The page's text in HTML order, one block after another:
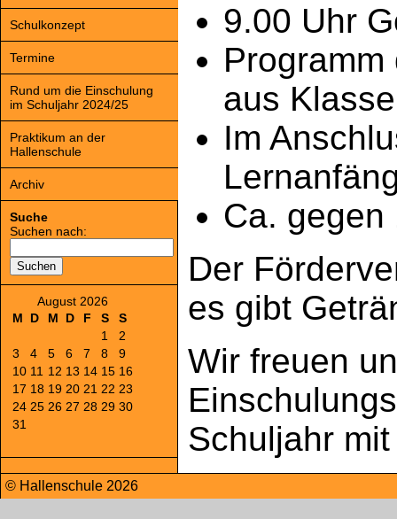
Schulkonzept
Termine
Rund um die Einschulung
im Schuljahr 2024/25
Praktikum an der
Hallenschule
Archiv
Suche
Suchen nach:
August 2026
M
D M D F S
S
1
2
3
4 5 6 7 8
9
10 11 12 13 14 15 16
17 18 19 20 21 22 23
24 25 26 27 28 29 30
31
9.00 Uhr
aus
Im
Ca. gegen
Der
es gibt
Wir freuen
Schuljahr
© Hallenschule 2026